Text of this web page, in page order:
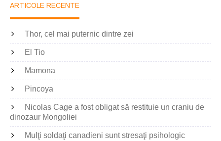
ARTICOLE RECENTE
Thor, cel mai puternic dintre zei
El Tio
Mamona
Pincoya
Nicolas Cage a fost obligat să restituie un craniu de
dinozaur Mongoliei
Mulţi soldaţi canadieni sunt stresaţi psihologic